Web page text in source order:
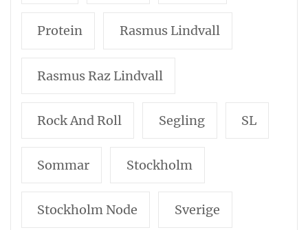
Protein Rasmus Lindvall
Rasmus Raz Lindvall
Rock And Roll Segling SL
Sommar Stockholm
Stockholm Node Sverige